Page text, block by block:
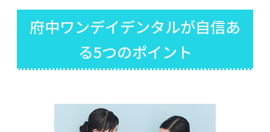
府中ワンデイデンタルが自信あ
る5つのポイント